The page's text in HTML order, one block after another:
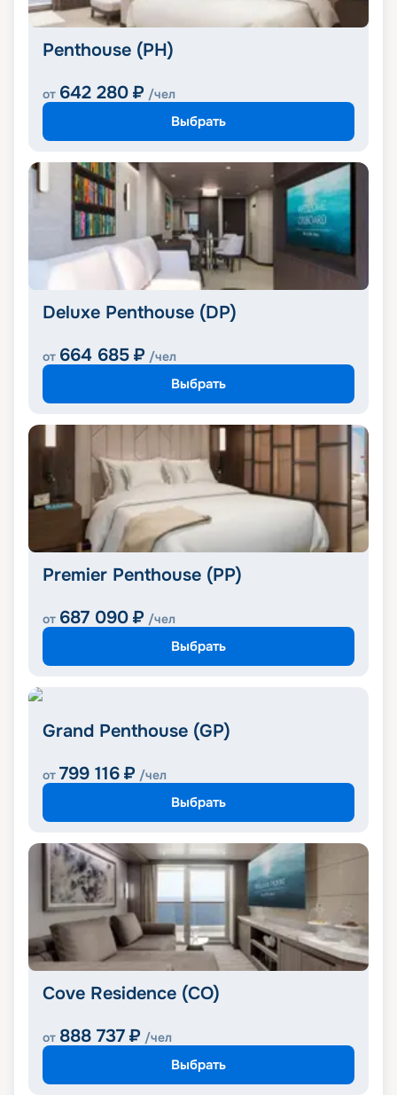
Penthouse (PH)
от 642 280 ₽ /чел
Выбрать
Deluxe Penthouse (DP)
от 664 685 ₽ /чел
Выбрать
Premier Penthouse (PP)
от 687 090 ₽ /чел
Выбрать
Grand Penthouse (GP)
от 799 116 ₽ /чел
Выбрать
Cove Residence (CO)
от 888 737 ₽ /чел
Выбрать